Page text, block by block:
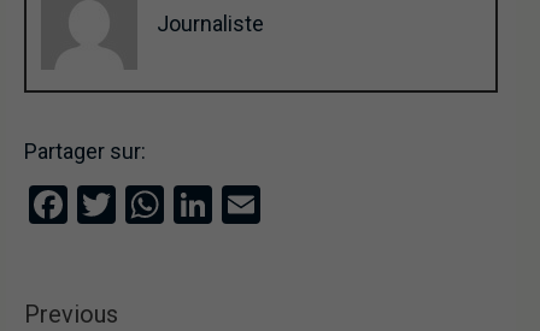
Journaliste
Partager sur:
Facebook
Twitter
WhatsApp
LinkedIn
Previous